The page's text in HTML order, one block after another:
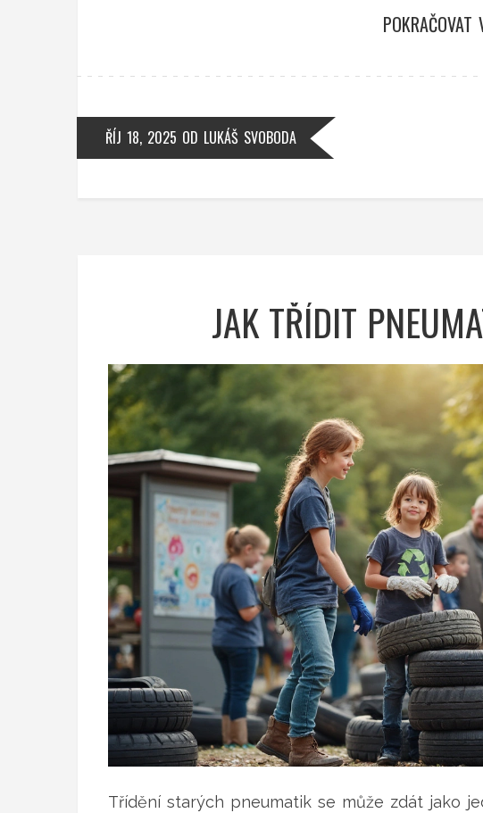
POKRAČOVAT
ŘÍJ 18, 2025 OD LUKÁŠ SVOBODA
JAK TŘÍDIT
Třídění starých pneumatik se může zdát jako